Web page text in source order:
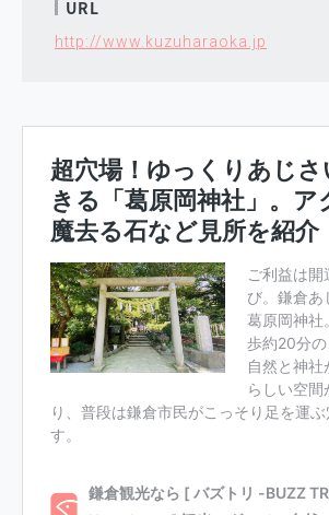
URL
http://www.kuzuharaoka.jp